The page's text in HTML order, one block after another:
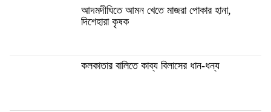
আদমদীঘিতে আমন খেতে মাজরা পোকার হানা,
দিশেহারা কৃষক
কলকাতার বালিতে কাব্য বিলাসের ধান-ধন্য